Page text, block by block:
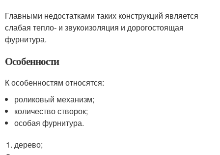
Главными недостатками таких конструкций является
слабая тепло- и звукоизоляция и дорогостоящая
фурнитура.
Особенности
К особенностям относятся:
роликовый механизм;
количество створок;
особая фурнитура.
дерево;